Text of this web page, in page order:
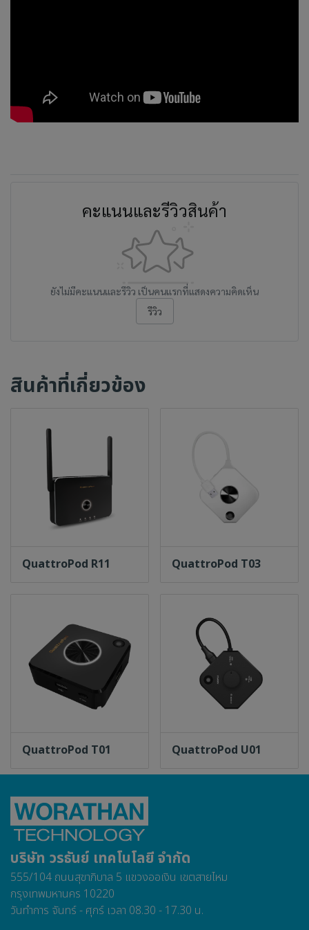
คะแนนและรีวิวสินค้า
ยังไม่มีคะแนนและรีวิว เป็นคนแรกที่แสดงความคิดเห็น
รีวิว
สินค้าที่เกี่ยวข้อง
QuattroPod R11 QuattroPod T03
QuattroPod T01 QuattroPod U01
บริษัท วรธันย์ เทคโนโลยี จำกัด
555/104 ถนนสุขาภิบาล 5 แขวงออเงิน เขตสายไหม
กรุงเทพมหานคร 10220
วันทำการ จันทร์ - ศุกร์ เวลา 08.30 - 17.30 น.